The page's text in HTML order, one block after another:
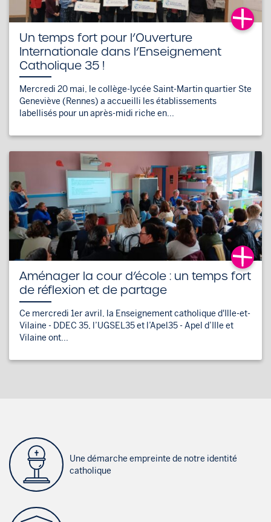
Un temps fort pour l’Ouverture
Internationale dans l’Enseignement
Catholique 35 !
Mercredi 20 mai, le collège-lycée Saint-Martin quartier Ste
Geneviève (Rennes) a accueilli les établissements
labellisés pour un après-midi riche en...
Aménager la cour d’école : un temps fort
de réflexion et de partage
Ce mercredi 1er avril, la Enseignement catholique d'Ille-et-
Vilaine - DDEC 35, l’UGSEL35 et l’Apel35 - Apel d’Ille et
Vilaine ont...
Une démarche empreinte de notre identité
catholique